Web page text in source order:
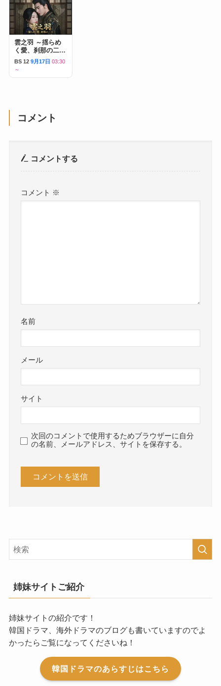
雲之羽 ～揺らめ
く愛、刹那の二人
～
BS 12 9月17日 03:30
～
コメント
コメントする
コメント ※
名前
メール
サイト
次回のコメントで使用するためブラウザーに自分
の名前、メールアドレス、サイトを保存する。
姉妹サイトご紹介
姉妹サイトの紹介です！
韓国ドラマ、海外ドラマのブログも書いていますのでよ
かったらご覧になってくださいね！
韓国ドラマのあらすじはこちら